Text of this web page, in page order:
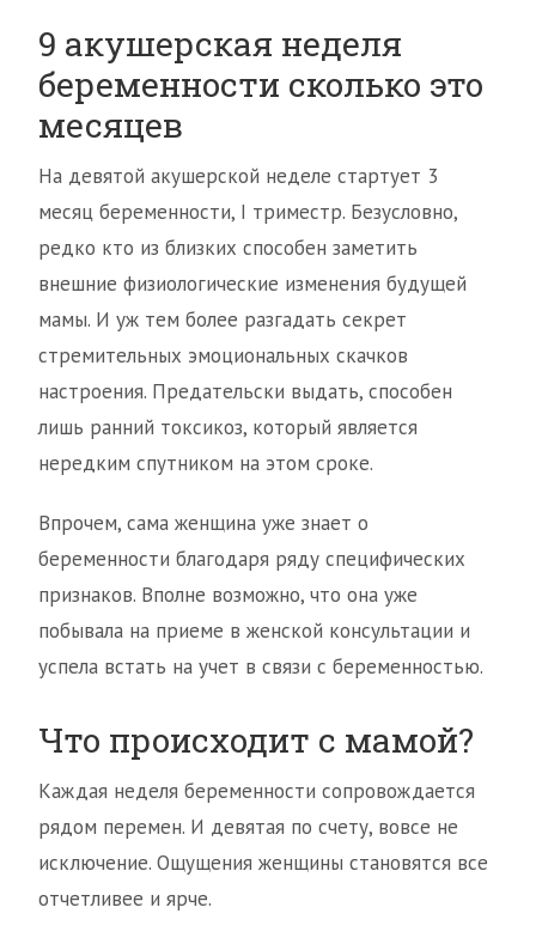
9 акушерская неделя
беременности сколько это
месяцев
На девятой акушерской неделе стартует 3
месяц беременности, I триместр. Безусловно,
редко кто из близких способен заметить
внешние физиологические изменения будущей
мамы. И уж тем более разгадать секрет
стремительных эмоциональных скачков
настроения. Предательски выдать, способен
лишь ранний токсикоз, который является
нередким спутником на этом сроке.
Впрочем, сама женщина уже знает о
беременности благодаря ряду специфических
признаков. Вполне возможно, что она уже
побывала на приеме в женской консультации и
успела встать на учет в связи с беременностью.
Что происходит с мамой?
Каждая неделя беременности сопровождается
рядом перемен. И девятая по счету, вовсе не
исключение. Ощущения женщины становятся все
отчетливее и ярче.